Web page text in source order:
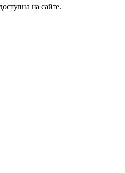
на сайте.